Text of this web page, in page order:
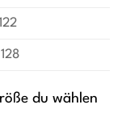
du wählen